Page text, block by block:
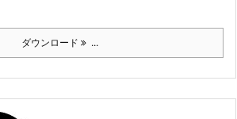
ダウンロード ...